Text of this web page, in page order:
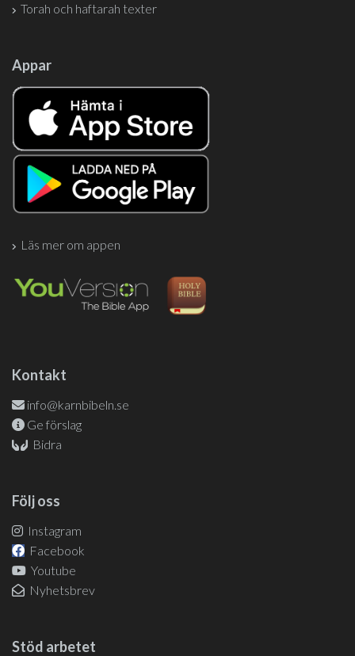
Torah och haftarah texter
Appar
Läs mer om appen
Kontakt
info@karnbibeln.se
Ge förslag
Bidra
Följ oss
Instagram
Facebook
Youtube
Nyhetsbrev
Stöd arbetet